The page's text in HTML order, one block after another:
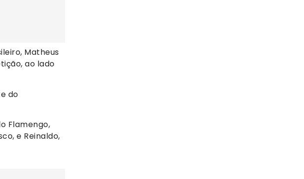
Matheus
ao lado
do
Flamengo,
e Reinaldo,